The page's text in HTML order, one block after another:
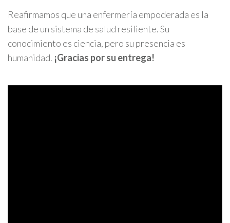
Reafirmamos que una enfermería empoderada es la
base de un sistema de salud resiliente. Su
conocimiento es ciencia, pero su presencia es
humanidad. ¡Gracias por su entrega!